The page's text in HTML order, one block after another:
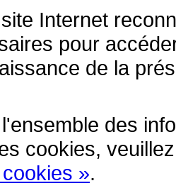
Internet
pour
de la
des
cookies,
».